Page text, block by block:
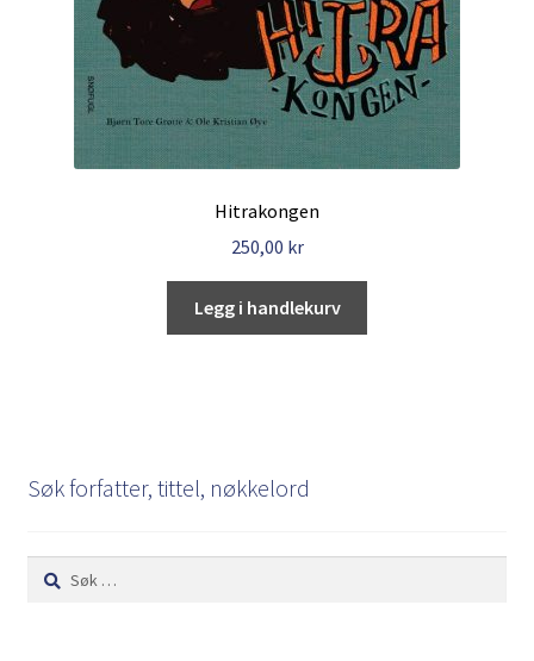
Hitrakongen
250,00 kr
Legg i handlekurv
Søk forfatter, tittel, nøkkelord
Søk
etter: